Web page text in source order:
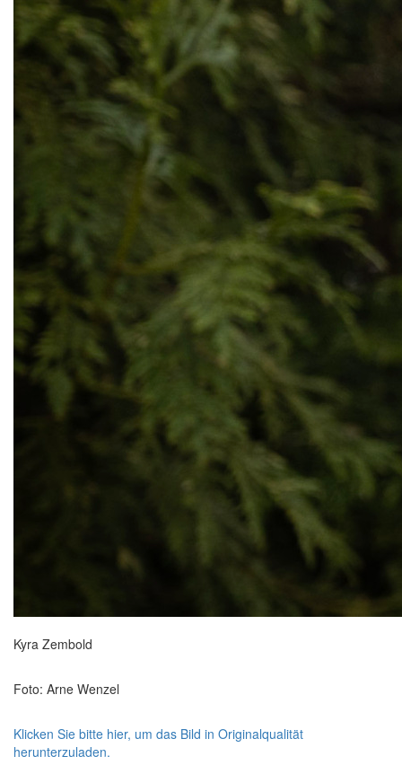
Kyra Zembold
Foto: Arne Wenzel
Klicken Sie bitte hier, um das Bild in Originalqualität
herunterzuladen.